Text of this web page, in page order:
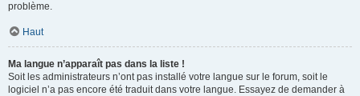
problème.
Haut
Ma langue n’apparaît pas dans la liste !
Soit les administrateurs n’ont pas installé votre langue sur le forum, soit le
logiciel n’a pas encore été traduit dans votre langue. Essayez de demander à